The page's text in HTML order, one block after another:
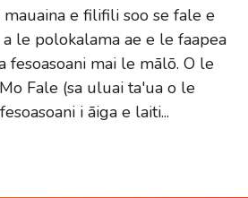
mauaina e filifili soo se fale e
le polokalama ae e le faapea
fesoasoani mai le mālō. O le
Fale (sa uluai ta'ua o le
i āiga e laiti...